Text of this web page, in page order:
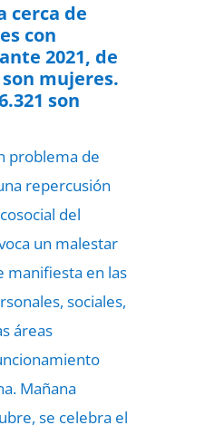
cerca de
con
2021, de
mujeres.
son
problema de
repercusión
del
un malestar
manifiesta en las
sociales,
áreas
Mañana
se celebra el